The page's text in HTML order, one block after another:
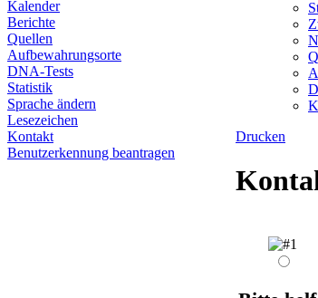
Kalender
Berichte
Quellen
Aufbewahrungsorte
DNA-Tests
Statistik
Sprache ändern
Lesezeichen
Kontakt
Benutzerkennung beantragen
Drucken